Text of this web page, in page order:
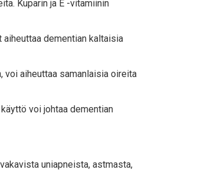
Kuparin ja E -vitamiinin
dementian kaltaisia
voi aiheuttaa samanlaisia ​​oireita
voi johtaa dementian
uniapneista, astmasta,